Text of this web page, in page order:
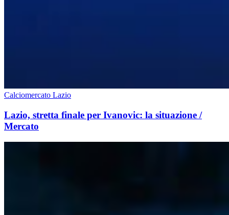
Calciomercato Lazio
Lazio, stretta finale per Ivanovic: la situazione /
Mercato